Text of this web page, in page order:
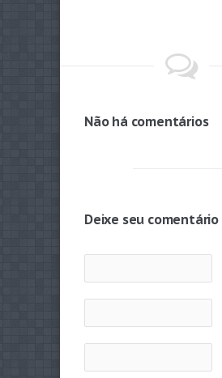
Não há comentários
Deixe seu comentário